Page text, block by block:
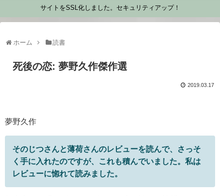
サイトをSSL化しました。セキュリティアップ！
ホーム 読書
死後の恋: 夢野久作傑作選
2019.03.17
夢野久作
そのじつさんと薄荷さんのレビューを読んで、さっそ
く手に入れたのですが、これも積んでいました。私は
レビューに惚れて読みました。